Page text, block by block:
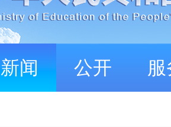
新闻 公开